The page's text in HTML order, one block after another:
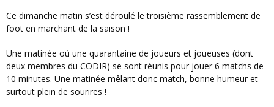
Ce dimanche matin s’est déroulé le troisième rassemblement de
foot en marchant de la saison !
Une matinée où une quarantaine de joueurs et joueuses (dont
deux membres du CODIR) se sont réunis pour jouer 6 matchs de
10 minutes. Une matinée mêlant donc match, bonne humeur et
surtout plein de sourires !